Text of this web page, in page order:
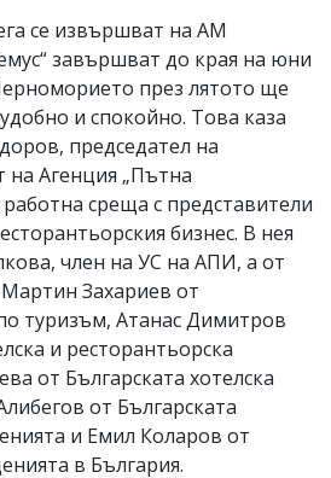
се извършват на АМ
завършват до края на юни
през лятото ще
и спокойно. Това каза
председател на
на Агенция „Пътна
среща с представители
бизнес. В нея
член на УС на АПИ, а от
Захариев от
туризъм, Атанас Димитров
и ресторантьорска
от Българската хотелска
от Българската
и Емил Коларов от
в България.